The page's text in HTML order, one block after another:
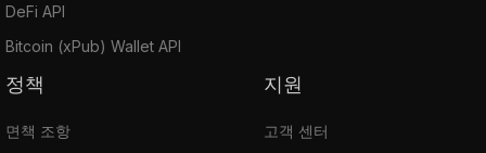
DeFi API
Bitcoin (xPub) Wallet API
정책
면책 조항
지원
고객 센터